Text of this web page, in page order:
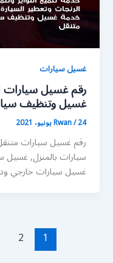
غسيل سيارات
غسيل وتنظيف
Rwan/24 يونيو، 2021
رقم غسيل سيارات
سيارات بالمنزل, غسيل
غسيل سيارات خارجي
1
2